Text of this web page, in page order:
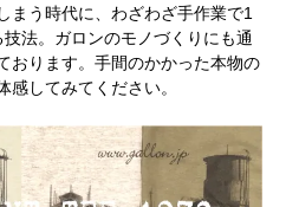
まう時代に、わざわざ手作業で1
法。ガロンのモノづくりにも通
おります。手間のかかった本物の
感してみてください。